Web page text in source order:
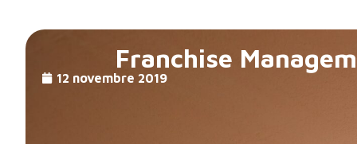
Franchise
12 novembre 2019